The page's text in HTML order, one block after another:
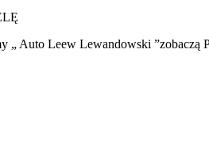
Auto Leew Lewandowski ”zobaczą